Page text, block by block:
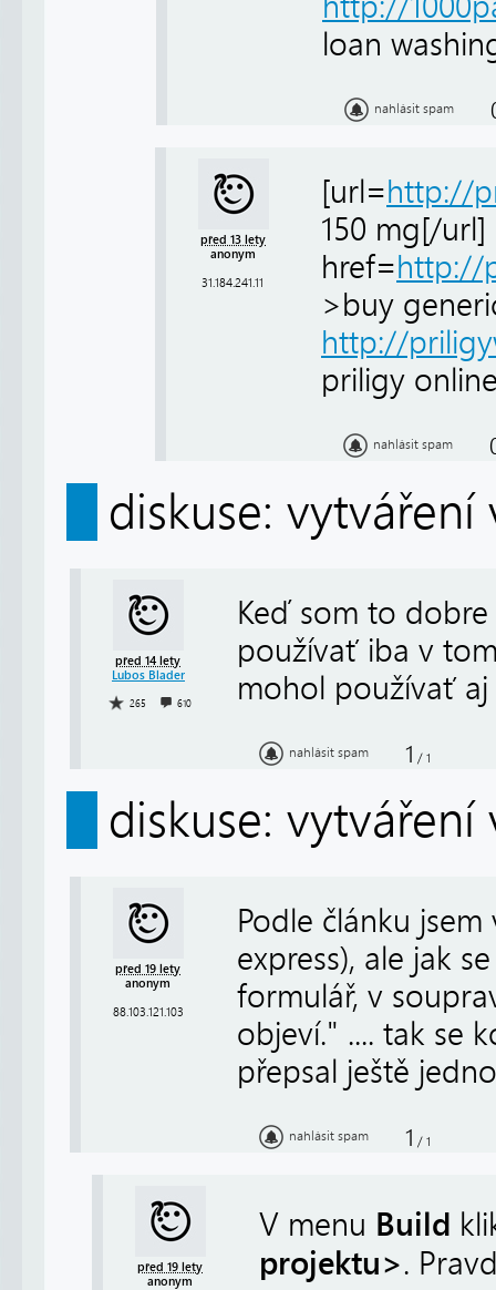
loan
nahlásit spam
před 13 lety
anonym
31.184.241.11
[url=http://
150 mg[/
href=http://
>buy
http://
priligy
nahlásit spam
diskuse:
před 14 lety
Lubos Blader
265 610
Keď som to
používať iba v
mohol používať
nahlásit spam 1 / 1
diskuse:
před 19 lety
anonym
88.103.121.103
Podle článku
express), ale jak
formulář, v
objeví." .... tak se
přepsal ještě
nahlásit spam 1 / 1
před 19 lety
anonym
V menu Build
projektu>.